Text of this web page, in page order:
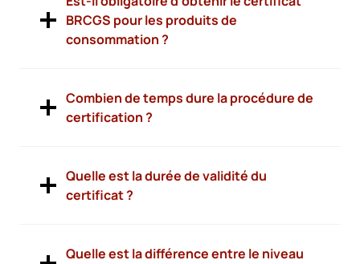
BRCGS pour les produits de
consommation ?
Combien de temps dure la procédure de
certification ?
Quelle est la durée de validité du
certificat ?
Quelle est la différence entre le niveau